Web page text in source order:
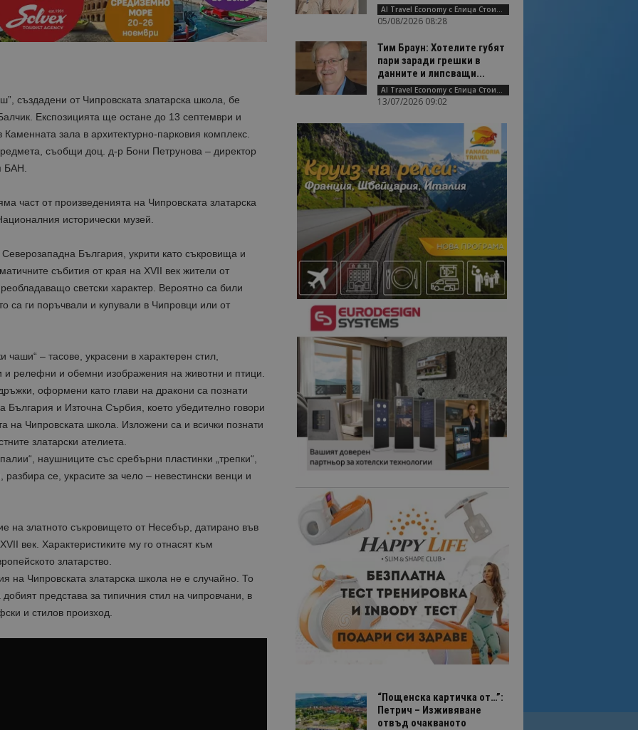
създадени от Чипровската златарска школа, бе
Експозицията ще остане до 13 септември и
зала в архитектурно-парковия комплекс.
съобщи доц. д-р Бони Петрунова – директор
БАН.
част от произведенията на Чипровската златарска
исторически музей.
България, укрити като съкровища и
събития от края на XVII век жители от
светски характер. Вероятно са били
са ги поръчвали и купували в Чипровци или от
чаши“ – тасове, украсени в характерен стил,
и релефни и обемни изображения на животни и птици.
оформени като глави на дракони са познати
България и Източна Сърбия, което убедително говори
на Чипровската школа. Изложени са и всички познати
златарски ателиета.
наушниците със сребърни пластинки „трепки“,
разбира се, украсите за чело – невестински венци и
на златното съкровището от Несебър, датирано във
век. Характеристиките му го отнасят към
златарство.
на Чипровската златарска школа не е случайно. То
представа за типичния стил на чипровчани, в
и стилов произход.
AI Travel Economy с Елица Стоилова
05/08/2026 08:28
Тим Браун: Хотелите губят
пари заради грешки в
данните и липсващи...
AI Travel Economy с Елица Стоилова
13/07/2026 09:02
“Пощенска картичка от…”:
Петрич – Изживяване
отвъд очакваното